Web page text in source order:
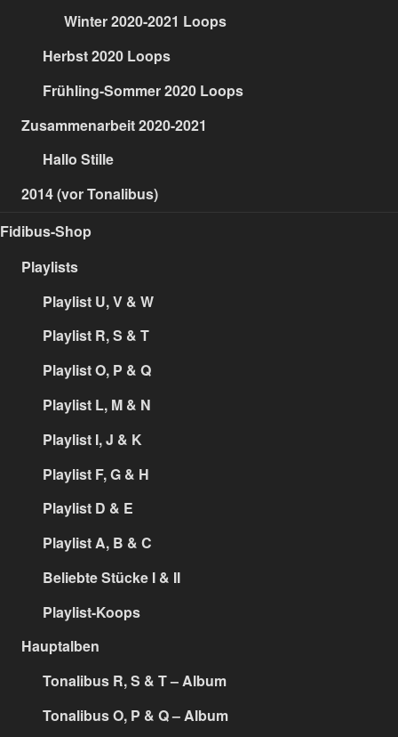
Winter 2020-2021 Loops
Herbst 2020 Loops
Frühling-Sommer 2020 Loops
Zusammenarbeit 2020-2021
Hallo Stille
2014 (vor Tonalibus)
Fidibus-Shop
Playlists
Playlist U, V & W
Playlist R, S & T
Playlist O, P & Q
Playlist L, M & N
Playlist I, J & K
Playlist F, G & H
Playlist D & E
Playlist A, B & C
Beliebte Stücke I & II
Playlist-Koops
Hauptalben
Tonalibus R, S & T – Album
Tonalibus O, P & Q – Album